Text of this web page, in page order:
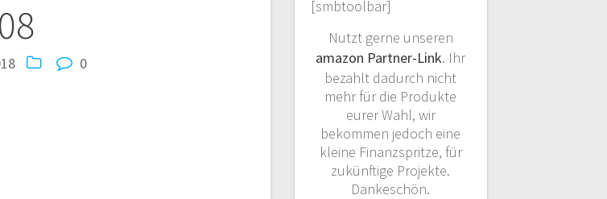
0
[smbtoolbar]
Nutzt gerne unseren
amazon Partner-Link. Ihr
bezahlt dadurch nicht
mehr für die Produkte
eurer Wahl, wir
bekommen jedoch eine
kleine Finanzspritze, für
zukünftige Projekte.
Dankeschön.